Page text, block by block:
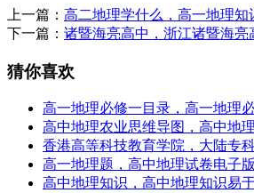
上一篇： 高二地理学什么，高一地理知
下一篇： 诸暨海亮高中，浙江诸暨海亮
猜你喜欢
高一地理必修一目录，高一地理
高中地理农业思维导图，高中地
香港高等科技教育学院，大陆专
高一地理题，高中地理试卷电子版
高中地理知识，高中地理知识易